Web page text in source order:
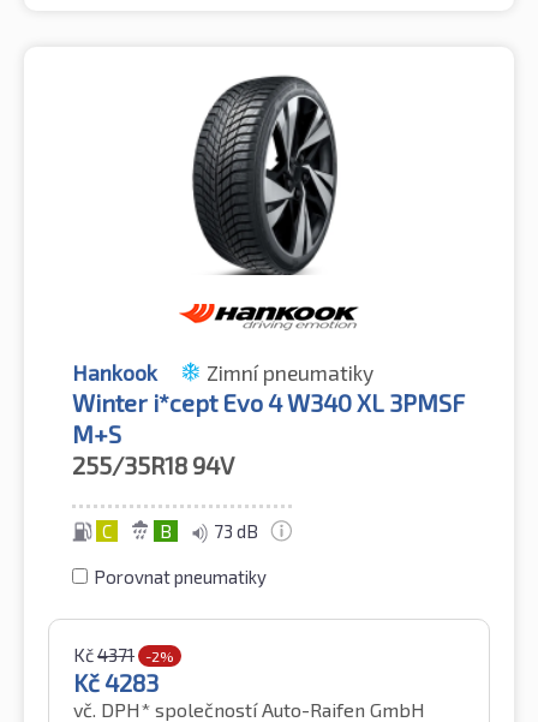
Hankook Zimní pneumatiky
Winter i*cept Evo 4 W340 XL 3PMSF
M+S
255/35R18 94V
C B 73 dB
Porovnat pneumatiky
Kč4371 -2%
Kč4283
vč. DPH* společností Auto-Raifen GmbH